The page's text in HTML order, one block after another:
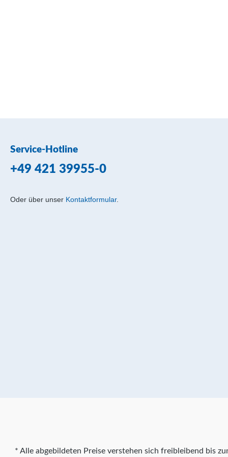
Service-Hotline
+49 421 39955-0
Oder über unser Kontaktformular.
* Alle abgebildeten Preise verstehen sich freibleibend bis